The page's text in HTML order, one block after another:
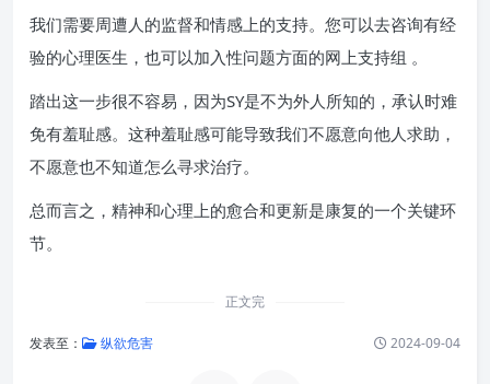
我们需要周遭人的监督和情感上的支持。您可以去咨询有经
验的心理医生，也可以加入性问题方面的网上支持组 。
踏出这一步很不容易，因为SY是不为外人所知的，承认时难
免有羞耻感。这种羞耻感可能导致我们不愿意向他人求助，
不愿意也不知道怎么寻求治疗。
总而言之，精神和心理上的愈合和更新是康复的一个关键环
节。
正文完
发表至： 纵欲危害 2024-09-04